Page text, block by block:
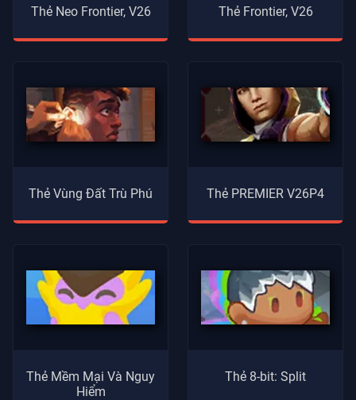
Thẻ Neo Frontier, V26 Thẻ Frontier, V26
Thẻ Vùng Đất Trù Phú Thẻ PREMIER V26P4
Thẻ Mềm Mại Và Nguy
Hiểm
Thẻ 8-bit: Split